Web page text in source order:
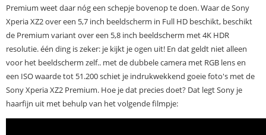
Premium weet daar nóg een schepje bovenop te doen. Waar de Sony
Xperia XZ2 over een 5,7 inch beeldscherm in Full HD beschikt, beschikt
de Premium variant over een 5,8 inch beeldscherm met 4K HDR
resolutie. één ding is zeker: je kijkt je ogen uit! En dat geldt niet alleen
voor het beeldscherm zelf.. met de dubbele camera met RGB lens en
een ISO waarde tot 51.200 schiet je indrukwekkend goeie foto's met de
Sony Xperia XZ2 Premium. Hoe je dat precies doet? Dat legt Sony je
haarfijn uit met behulp van het volgende filmpje: